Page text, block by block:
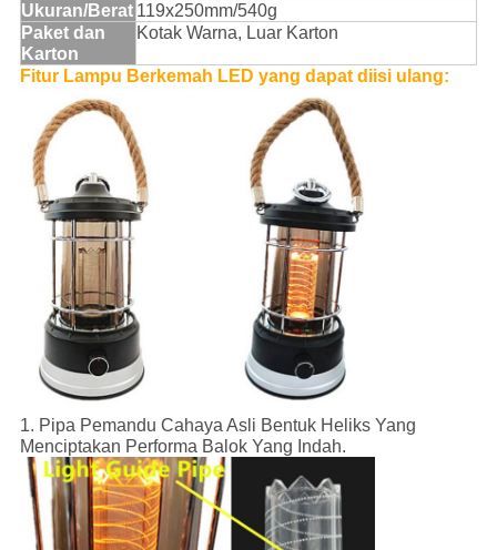
Ukuran/Berat 119x250mm/540g
Paket dan
Karton
Kotak Warna, Luar Karton
Fitur Lampu Berkemah LED yang dapat diisi ulang:
1. Pipa Pemandu Cahaya Asli Bentuk Heliks Yang
Menciptakan Performa Balok Yang Indah.